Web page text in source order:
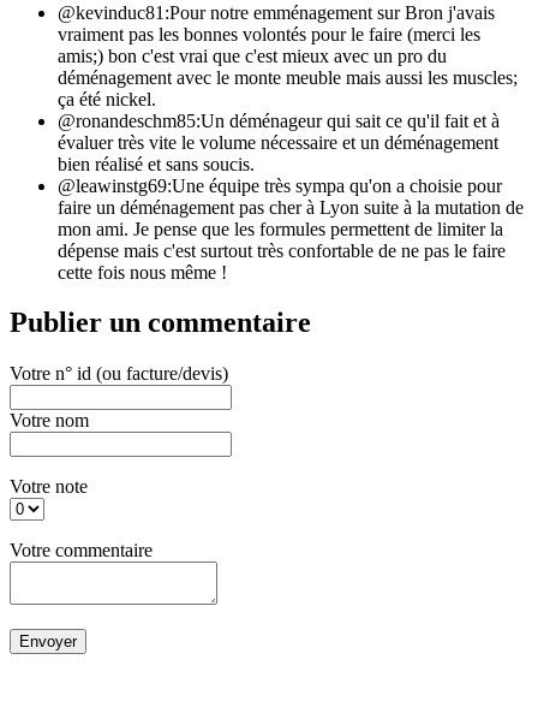
@kevinduc81:Pour notre emménagement sur Bron j'avais
vraiment pas les bonnes volontés pour le faire (merci les
amis;) bon c'est vrai que c'est mieux avec un pro du
déménagement avec le monte meuble mais aussi les muscles;
ça été nickel.
@ronandeschm85:Un déménageur qui sait ce qu'il fait et à
évaluer très vite le volume nécessaire et un déménagement
bien réalisé et sans soucis.
@leawinstg69:Une équipe très sympa qu'on a choisie pour
faire un déménagement pas cher à Lyon suite à la mutation de
mon ami. Je pense que les formules permettent de limiter la
dépense mais c'est surtout très confortable de ne pas le faire
cette fois nous même !
Publier un commentaire
Votre n° id (ou facture/devis)
Votre nom
Votre note
Votre commentaire